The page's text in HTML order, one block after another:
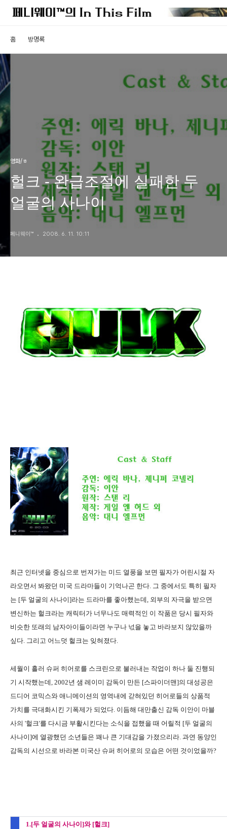
홈 방명록
영화/ㅎ
헐크 - 완급조절에 실패한 두
얼굴의 사나이
페니웨이™ 2008. 6. 11. 10:11
최근 인터넷을 중심으로 번져가는 미드 열풍을 보면 필자가 어린시절 자
라오면서 봐왔던 미국 드라마들이 기억나곤 한다. 그 중에서도 특히 필자
는 [두 얼굴의 사나이]라는 드라마를 좋아했는데, 외부의 자극을 받으면
변신하는 헐크라는 캐릭터가 너무나도 매력적인 이 작품은 당시 필자와
비슷한 또래의 남자아이들이라면 누구나 넋을 놓고 바라보지 않았을까
싶다. 그리고 어느덧 헐크는 잊혀졌다.
세월이 흘러 슈퍼 히어로를 스크린으로 불러내는 작업이 하나 둘 진행되
기 시작했는데, 2002년 샘 레이미 감독이 만든 [스파이더맨]의 대성공은
드디어 코믹스와 애니메이션의 영역내에 갇혀있던 히어로들의 상품적
가치를 극대화시킨 기폭제가 되었다. 이듬해 대만출신 감독 이안이 마블
사의 '헐크'를 다시금 부활시킨다는 소식을 접했을 때 어릴적 [두 얼굴의
사나이]에 열광했던 소년들은 꽤나 큰 기대감을 가졌으리라. 과연 동양인
감독의 시선으로 바라본 미국산 슈퍼 히어로의 모습은 어떤 것이었을까?
1.[두 얼굴의 사나이]와 [헐크]